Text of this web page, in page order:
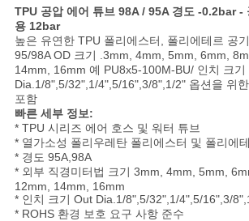
요
인
용
문
을
요
TPU 공압 에어 튜브 98A / 95A 경도 -0.2bar -
용 12bar
높은 유연한 TPU 폴리에스터, 폴리에테르 공
95/98A OD 크기 .3mm, 4mm, 5mm, 6mm,
14mm, 16mm 예 PU8x5-100M-BU/ 인치 크기
Dia.1/8",5/32",1/4",5/16",3/8",1/2" 옵션을 위
포함
빠른 세부 정보:
* TPU 시리즈 에어 호스 및 워터 튜브
* 열가소성 폴리우레탄 폴리에스터 및 폴리에
* 경도 95A,98A
* 외부 직경미터법 크기 3mm, 4mm, 5mm,
12mm, 14mm, 16mm
* 인치 크기 Out Dia.1/8",5/32",1/4",5/16",3/
* ROHS 환경 보호 요구 사항 준수